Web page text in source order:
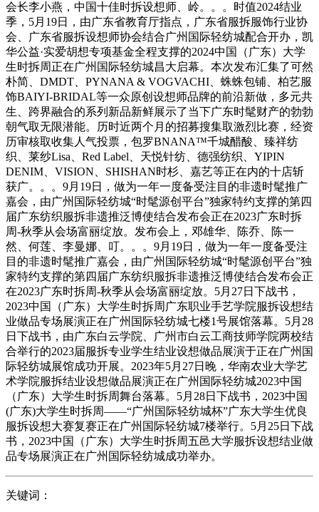
会长李小燕，中国十佳时拆设想师、岭。。。时值2024结业
季，5月19日，由广东省教育厅指点，广东省服拆服饰行业协
会、广东省服拆设想师协会结合广州国际轻纺城配合开办，凯
华公益·实爱胡想专项基金全程支撑的2024中国（广东）大学
生时拆周正在广州国际轻纺城昌大启幕。本次发布汇集了可然
朴简、DMDT、PYNANA & VOGVACHI、蛛蛛包铺、柏艺服
饰BAIYI-BRIDAL等一众原创设想师品牌的前沿新做，多元共
生、跨界融合的系列新品新鲜展示了当下广东时髦财产的勃勃
朝气取无限潜能。历时近两个月的招募搜集取激烈比赛，经资
历审核取收集人气投票，包罗BNANA™千城醋酸、臻祥纺
织、莱纱Lisa、Red Label、天悦针纺、德强纺织、YIPIN
DENIM、VISION、SHISHAN时杉、嘉艺等正在内的十店斩
获广。。。9月19日，做为一年一度备受注目的非遗时髦推广
嘉会，由广州国际轻纺城“时髦源创平台”独家特约支撑的第四
届广东纺织服拆非遗推泛博使结合发布会正在2023广东时拆
周-秋季从会场富丽绽放。发布会上，邓雄华、陈乔、陈一
然、何莲、李曼娜、叮。。。9月19日，做为一年一度备受注
目的非遗时髦推广嘉会，由广州国际轻纺城“时髦源创平台”独
家特约支撑的第四届广东纺织服拆非遗推泛博使结合发布会正
在2023广东时拆周-秋季从会场富丽绽放。5月27日下战书，
2023中国（广东）大学生时拆周广东职业手艺学院服拆设想结
业做品专场展演正在广州国际轻纺城七楼1号展馆落幕。5月28
日下战书，由广东白云学院、广州市白云工商技师学院两校结
合举行的2023届服拆专业学生结业设想做品展演于正在广州国
际轻纺城展馆成功开展。2023年5月27日晚，华南农业大学艺
术学院服拆结业设想做品展演正在广州国际轻纺城2023中国
（广东）大学生时拆周舞台落幕。5月28日下战书，2023中国
(广东)大学生时拆周——“广州国际轻纺城杯”广东大学生优良
服拆设想大赛复赛正在广州国际轻纺城7楼举行。5月25日下战
书，2023中国（广东）大学生时拆周五邑大学服拆设想结业做
品专场展演正在广州国际轻纺城成功举办。
关键词：